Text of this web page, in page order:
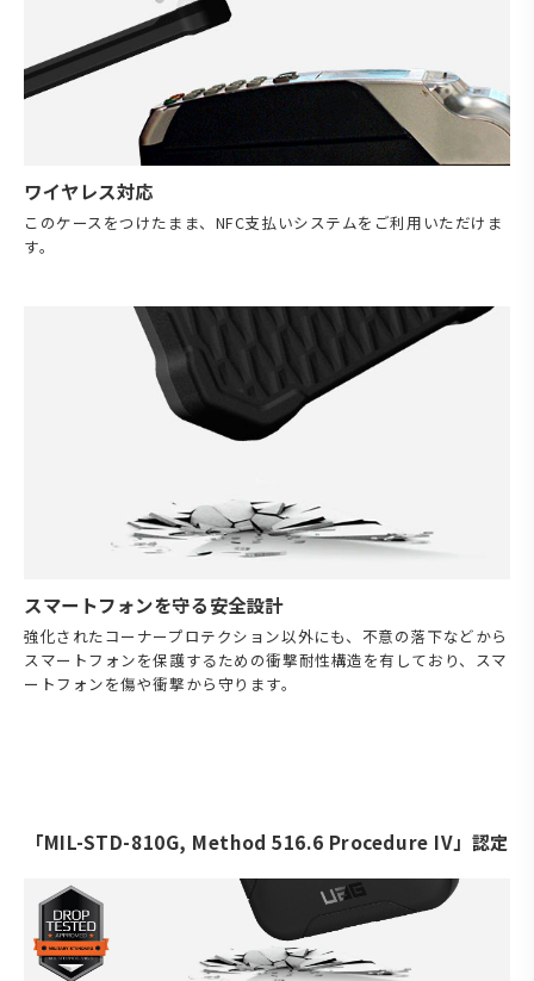
ワイヤレス対応
このケースをつけたまま、NFC支払いシステムをご利用いただけま
す。
スマートフォンを守る安全設計
強化されたコーナープロテクション以外にも、不意の落下などから
スマートフォンを保護するための衝撃耐性構造を有しており、スマ
ートフォンを傷や衝撃から守ります。
「MIL-STD-810G, Method 516.6 Procedure IV」認定